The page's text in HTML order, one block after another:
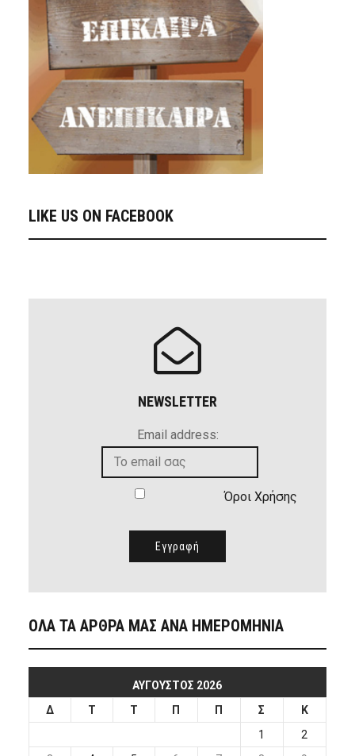
LIKE US ON FACEBOOK
NEWSLETTER
Email address:
Όροι Χρήσης
ΟΛΑ ΤΑ ΑΡΘΡΑ ΜΑΣ ΑΝΑ ΗΜΕΡΟΜΗΝΙΑ
ΑΎΓΟΥΣΤΟΣ 2026
Δ
Τ Τ Π Π Σ
Κ
1
2